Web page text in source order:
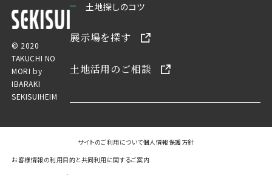
© 2020
TAKUCHI NO
MORI by
IBARAKI
SEKISUIHEIM
土地探しのコツ
展示場を探す
土地活用のご相談
サイトのご利用について個人情報保護方針
お客様情報の利用目的と共同利用に関するご案内